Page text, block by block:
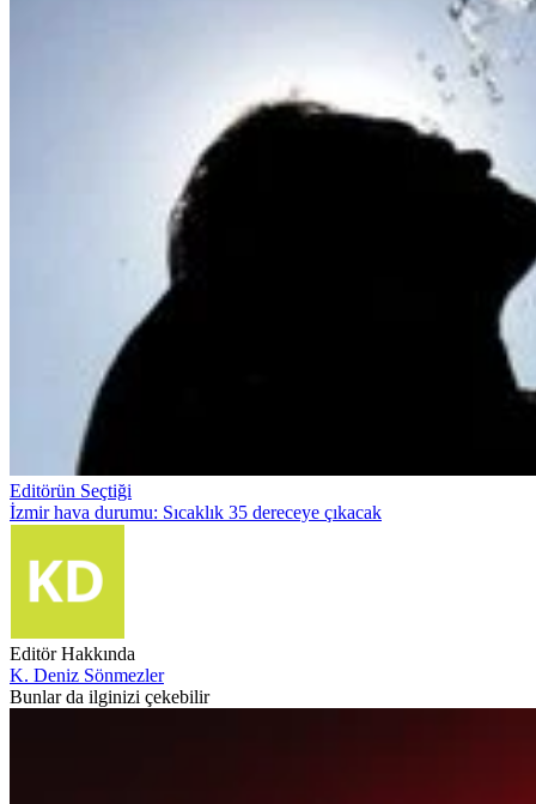
Editörün Seçtiği
İzmir hava durumu: Sıcaklık 35 dereceye çıkacak
Editör Hakkında
K. Deniz Sönmezler
Bunlar da ilginizi çekebilir